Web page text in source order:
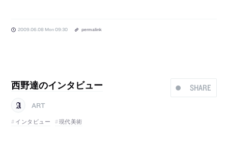
2009.06.08 Mon 09:30 permalink
SHARE
西野達のインタビュー
ART
インタビュー
現代美術